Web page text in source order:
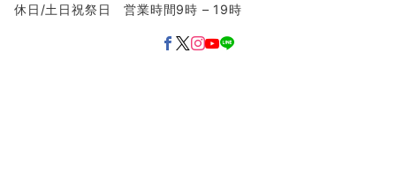
休日/土日祝祭日 営業時間9時 – 19時